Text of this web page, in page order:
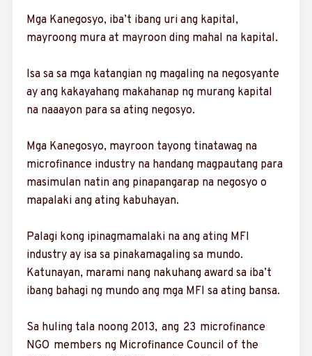
Mga Kanegosyo, iba’t ibang uri ang kapital,
mayroong mura at mayroon ding mahal na kapital.
Isa sa sa mga kata­ngian ng magaling na negosyante
ay ang kakayahang makahanap ng murang kapital
na naaayon para sa ating negosyo.
Mga Kanegosyo, may­roon tayong tinatawag na
microfinance industry na handang magpautang para
masimulan natin ang pinapangarap na negosyo o
mapalaki ang ating kabuhayan.
Palagi kong ipinagmamalaki na ang ating MFI
industry ay isa sa pinakamagaling sa mundo.
Katunayan, marami nang nakuhang award sa iba’t
ibang bahagi ng mundo ang mga MFI sa ating bansa.
Sa huling tala noong 2013, ang 23 microfinance
NGO members ng Microfinance Council of the